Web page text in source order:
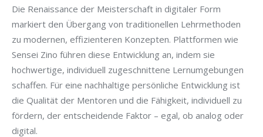
Die Renaissance der Meisterschaft in digitaler Form
markiert den Übergang von traditionellen Lehrmethoden
zu modernen, effizienteren Konzepten. Plattformen wie
Sensei Zino führen diese Entwicklung an, indem sie
hochwertige, individuell zugeschnittene Lernumgebungen
schaffen. Für eine nachhaltige persönliche Entwicklung ist
die Qualität der Mentoren und die Fähigkeit, individuell zu
fördern, der entscheidende Faktor – egal, ob analog oder
digital.